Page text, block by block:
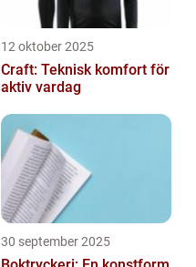
12 oktober 2025
Craft: Teknisk komfort för
aktiv vardag
30 september 2025